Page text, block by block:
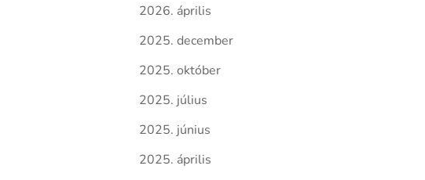
2026. április
2025. december
2025. október
2025. július
2025. június
2025. április